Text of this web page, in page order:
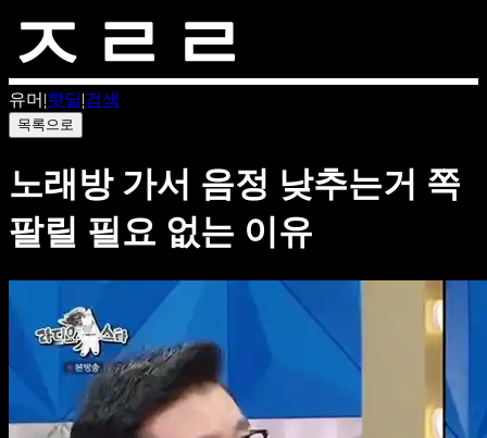
유머 |핫딜|검색
목록으로
노래방 가서 음정 낮추는거 쪽
팔릴 필요 없는 이유